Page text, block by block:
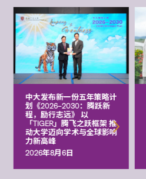
中大发布新一份五年策略计
划《2026‒2030：腾跃新
程，励行志远》 以
「TIGER」腾飞之跃框架 推
动大学迈向学术与全球影响
力新高峰
2026年8月6日